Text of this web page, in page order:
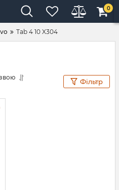
0
Tab 4 10 X304
Фільтр